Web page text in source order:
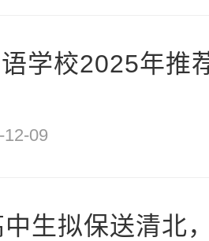
学校2025年推
12-09
生拟保送清北